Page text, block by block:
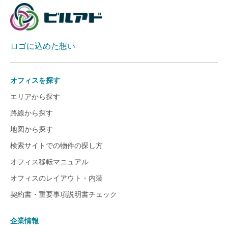
ロゴに込めた想い
オフィスを探す
エリアから探す
路線から探す
地図から探す
検索サイトでの物件の探し方
オフィス移転マニュアル
オフィスのレイアウト・内装
契約書・重要事項説明書チェック
企業情報